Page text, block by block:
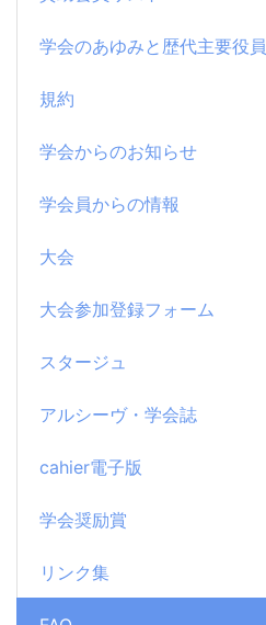
学会のあゆみと歴代主要役員
規約
学会からのお知らせ
学会員からの情報
大会
大会参加登録フォーム
スタージュ
アルシーヴ・学会誌
cahier電子版
学会奨励賞
リンク集